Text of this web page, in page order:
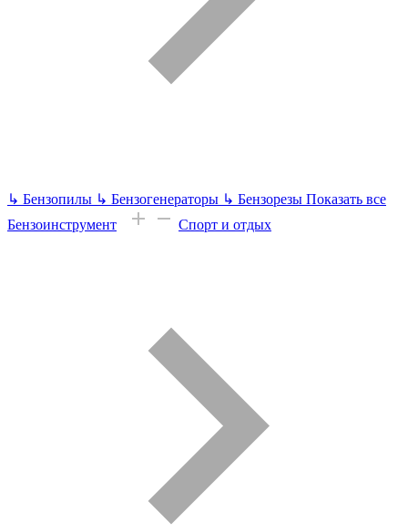
↳ Бензопилы ↳ Бензогенераторы ↳ Бензорезы Показать все
Бензоинструмент
Спорт и отдых